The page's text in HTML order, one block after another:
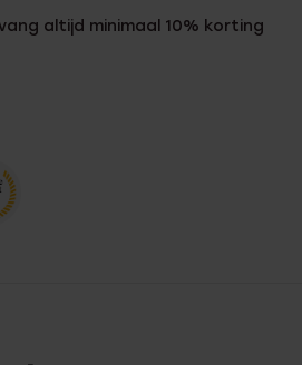
altijd minimaal 10% korting